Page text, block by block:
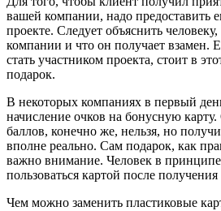
вашей компании, надо
проекте. Следует объяснить человеку,
компании и что он получает взамен.
стать участником проекта, стоит в
подарок.
В некоторых компаниях в первый
начисление очков на бонусную
баллов, конечно же, нельзя, но
вполне реально. Сам подарок, как
важно внимание. Человек в
пользоваться картой после получения
Чем можно заменить пластиковые